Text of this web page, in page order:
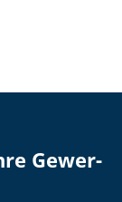
Ge­wer­